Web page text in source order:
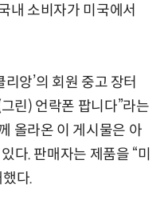
내 소비자가 미국에서
앙’의 회원 중고 장터
린) 언락폰 팝니다”라는
올라온 이 게시물은 아
다. 판매자는 제품을 “미
다.